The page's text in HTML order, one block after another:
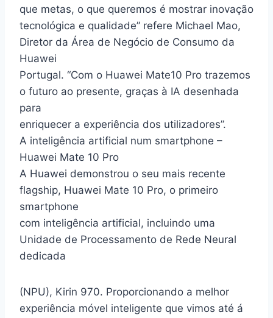
que metas, o que queremos é mostrar inovação
tecnológica e qualidade” refere Michael Mao,
Diretor da Área de Negócio de Consumo da
Huawei
Portugal. “Com o Huawei Mate10 Pro trazemos
o futuro ao presente, graças à IA desenhada
para
enriquecer a experiência dos utilizadores”.
A inteligência artificial num smartphone –
Huawei Mate 10 Pro
A Huawei demonstrou o seu mais recente
flagship, Huawei Mate 10 Pro, o primeiro
smartphone
com inteligência artificial, incluindo uma
Unidade de Processamento de Rede Neural
dedicada
(NPU), Kirin 970. Proporcionando a melhor
experiência móvel inteligente que vimos até á